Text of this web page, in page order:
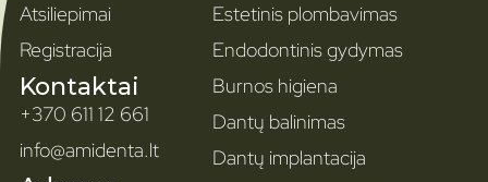
Atsiliepimai
Registracija
Kontaktai
+370 611 12 661
info@amidenta.lt
Estetinis plombavimas
Endodontinis gydymas
Burnos higiena
Dantų balinimas
Dantų implantacija